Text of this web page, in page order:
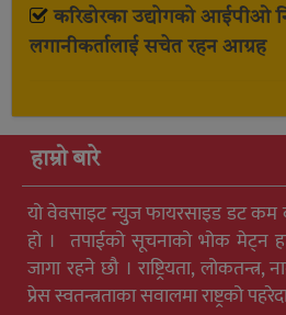
करिडोरका उद्योगको आईपीओ
लगानीकर्तालाई सचेत रहन आग्रह
हाम्रो बारे
यो वेवसाइट न्युुज फायरसाइड डट कम
हो । तपाईको सूचनाको भोक मेट्न
जागा रहने छौ । राष्ट्रियता,
प्रेस स्वतन्त्रताका सवालमा राष्ट्रको